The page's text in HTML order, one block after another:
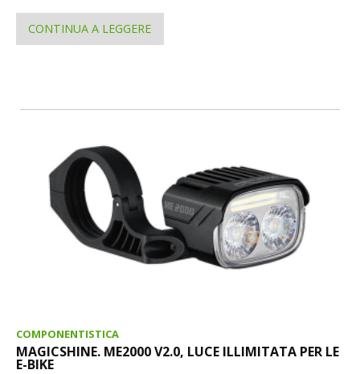
CONTINUA A LEGGERE
COMPONENTISTICA
MAGICSHINE. ME2000 V2.0, LUCE ILLIMITATA PER LE
E-BIKE